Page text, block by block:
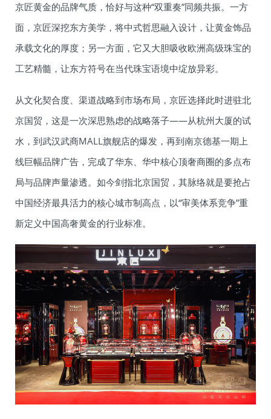
京匠黄金的品牌气质，恰好与这种“双重奏”同频共振。一方
面，京匠深挖东方美学，将中式哲思融入设计，让黄金饰品
承载文化的厚度；另一方面，它又大胆吸收欧洲高级珠宝的
工艺精髓，让东方符号在当代珠宝语境中绽放异彩。
从文化契合度、渠道战略到市场布局，京匠选择此时进驻北
京国贸，这是一次深思熟虑的战略落子——从杭州大厦的试
水，到武汉武商MALL旗舰店的爆发，再到南京德基一期上
线巨幅品牌广告，完成了华东、华中核心顶奢商圈的多点布
局与品牌声量渗透。如今剑指北京国贸，其脉络就是要抢占
中国经济最具活力的核心城市制高点，以“审美体系竞争”重
新定义中国高奢黄金的行业标准。